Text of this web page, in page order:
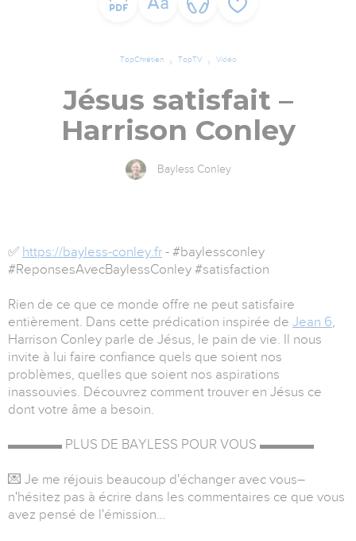
TopChrétien TopTV Vidéo
Jésus satisfait –
Harrison Conley
Bayless Conley
✅ https://bayless-conley.fr - #baylessconley
#ReponsesAvecBaylessConley #satisfaction
Rien de ce que ce monde offre ne peut satisfaire
entièrement. Dans cette prédication inspirée de Jean 6,
Harrison Conley parle de Jésus, le pain de vie. Il nous
invite à lui faire confiance quels que soient nos
problèmes, quelles que soient nos aspirations
inassouvies. Découvrez comment trouver en Jésus ce
dont votre âme a besoin.
▬▬▬▬ PLUS DE BAYLESS POUR VOUS ▬▬▬▬
💌 Je me réjouis beaucoup d'échanger avec vous–
n'hésitez pas à écrire dans les commentaires ce que vous
avez pensé de l'émission…